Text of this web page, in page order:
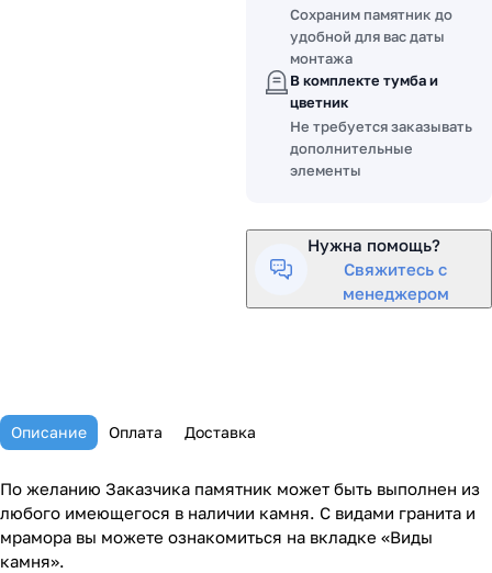
Сохраним памятник до
удобной для вас даты
монтажа
В комплекте тумба и
цветник
Не требуется заказывать
дополнительные
элементы
Нужна помощь?
Свяжитесь с
менеджером
Описание Оплата Доставка
По желанию Заказчика памятник может быть выполнен из
любого имеющегося в наличии камня. С видами гранита и
мрамора вы можете ознакомиться на вкладке «Виды
камня».